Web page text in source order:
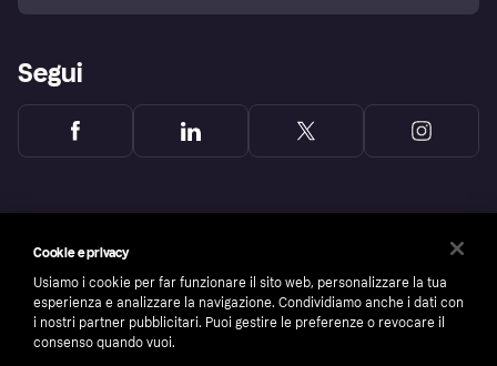
Segui
Cookie e privacy
Usiamo i cookie per far funzionare il sito web, personalizzare la tua
esperienza e analizzare la navigazione. Condividiamo anche i dati con
i nostri partner pubblicitari. Puoi gestire le preferenze o revocare il
consenso quando vuoi.